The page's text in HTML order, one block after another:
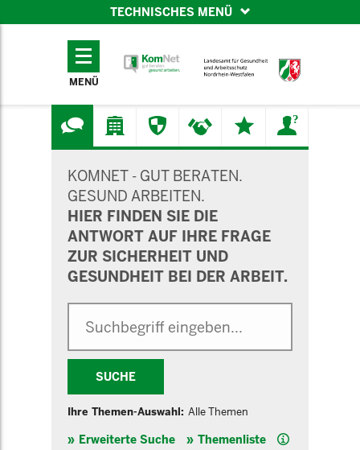
TECHNISCHES MENÜ
TECHNISCHES
MENÜ
KOMNET - GUT BERATEN.
GESUND ARBEITEN.
HIER FINDEN SIE DIE
ANTWORT AUF IHRE FRAGE
ZUR SICHERHEIT UND
GESUNDHEIT BEI DER ARBEIT.
SUCHE
Ihre Themen-Auswahl: Alle Themen
Erweiterte Suche Themenliste Hilfe